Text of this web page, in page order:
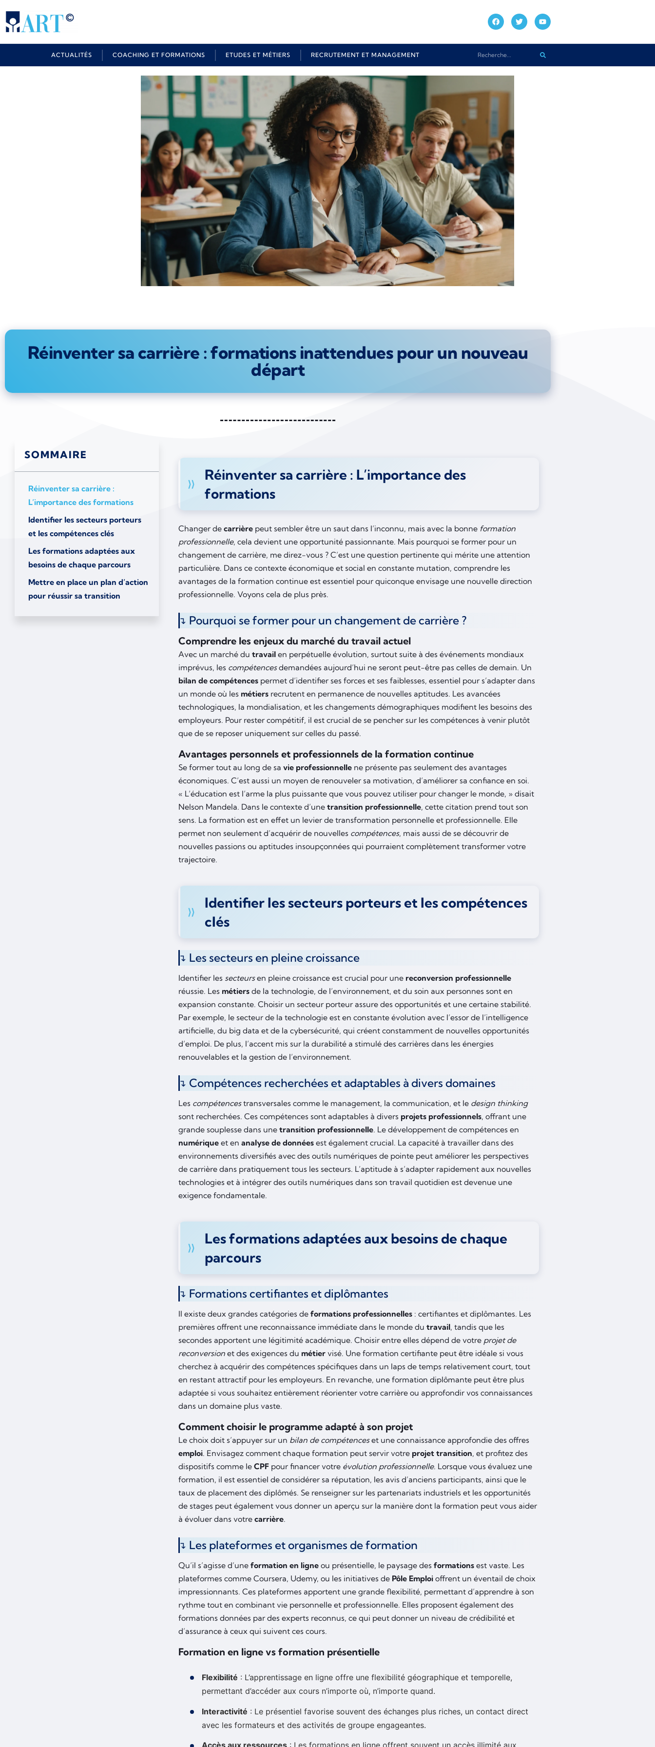
ACTUALITÉS COACHING ET FORMATIONS ETUDES ET MÉTIERS RECRUTEMENT ET MANAGEMENT
Réinventer sa carrière : formations inattendues pour un nouveau
départ
SOMMAIRE
Réinventer sa carrière :
L’importance des formations
Identifier les secteurs porteurs
et les compétences clés
Les formations adaptées aux
besoins de chaque parcours
Mettre en place un plan d’action
pour réussir sa transition
Réinventer sa carrière : L’importance des
formations
Changer de carrière peut sembler être un saut dans l’inconnu, mais avec la bonne formation
professionnelle, cela devient une opportunité passionnante. Mais pourquoi se former pour un
changement de carrière, me direz-vous ? C’est une question pertinente qui mérite une attention
particulière. Dans ce contexte économique et social en constante mutation, comprendre les
avantages de la formation continue est essentiel pour quiconque envisage une nouvelle direction
professionnelle. Voyons cela de plus près.
Pourquoi se former pour un changement de carrière ?
Comprendre les enjeux du marché du travail actuel
Avec un marché du travail en perpétuelle évolution, surtout suite à des événements mondiaux
imprévus, les compétencesdemandées aujourd’hui ne seront peut-être pas celles de demain. Un
bilan de compétences permet d’identifier ses forces et ses faiblesses, essentiel pour s’adapter dans
un monde où les métiers recrutent en permanence de nouvelles aptitudes. Les avancées
technologiques, la mondialisation, et les changements démographiques modifient les besoins des
employeurs. Pour rester compétitif, il est crucial de se pencher sur les compétences à venir plutôt
que de se reposer uniquement sur celles du passé.
Avantages personnels et professionnels de la formation continue
Se former tout au long de sa vie professionnelle ne présente pas seulement des avantages
économiques. C’est aussi un moyen de renouveler sa motivation, d’améliorer sa confiance en soi.
« L’éducation est l’arme la plus puissante que vous pouvez utiliser pour changer le monde, » disait
Nelson Mandela. Dans le contexte d’une transition professionnelle, cette citation prend tout son
sens. La formation est en effet un levier de transformation personnelle et professionnelle. Elle
permet non seulement d’acquérir de nouvelles compétences, mais aussi de se découvrir de
nouvelles passions ou aptitudes insoupçonnées qui pourraient complètement transformer votre
trajectoire.
Identifier les secteurs porteurs et les compétences
clés
Les secteurs en pleine croissance
Identifier les secteursen pleine croissance est crucial pour une reconversion professionnelle
réussie. Les métiers de la technologie, de l’environnement, et du soin aux personnes sont en
expansion constante. Choisir un secteur porteur assure des opportunités et une certaine stabilité.
Par exemple, le secteur de la technologie est en constante évolution avec l’essor de l’intelligence
artificielle, du big data et de la cybersécurité, qui créent constamment de nouvelles opportunités
d’emploi. De plus, l’accent mis sur la durabilité a stimulé des carrières dans les énergies
renouvelables et la gestion de l’environnement.
Compétences recherchées et adaptables à divers domaines
Les compétencestransversales comme le management, la communication, et le design thinking
sont recherchées. Ces compétences sont adaptables à divers projets professionnels, offrant une
grande souplesse dans une transition professionnelle. Le développement de compétences en
numérique et en analyse de données est également crucial. La capacité à travailler dans des
environnements diversifiés avec des outils numériques de pointe peut améliorer les perspectives
de carrière dans pratiquement tous les secteurs. L’aptitude à s’adapter rapidement aux nouvelles
technologies et à intégrer des outils numériques dans son travail quotidien est devenue une
exigence fondamentale.
Les formations adaptées aux besoins de chaque
parcours
Formations certifiantes et diplômantes
Il existe deux grandes catégories de formations professionnelles : certifiantes et diplômantes. Les
premières offrent une reconnaissance immédiate dans le monde du travail, tandis que les
secondes apportent une légitimité académique. Choisir entre elles dépend de votre projet de
reconversion et des exigences du métier visé. Une formation certifiante peut être idéale si vous
cherchez à acquérir des compétences spécifiques dans un laps de temps relativement court, tout
en restant attractif pour les employeurs. En revanche, une formation diplômante peut être plus
adaptée si vous souhaitez entièrement réorienter votre carrière ou approfondir vos connaissances
dans un domaine plus vaste.
Comment choisir le programme adapté à son projet
Le choix doit s’appuyer sur un bilan de compétenceset une connaissance approfondie des offres
emploi. Envisagez comment chaque formation peut servir votre projet transition, et profitez des
dispositifs comme le CPF pour financer votre évolution professionnelle. Lorsque vous évaluez une
formation, il est essentiel de considérer sa réputation, les avis d’anciens participants, ainsi que le
taux de placement des diplômés. Se renseigner sur les partenariats industriels et les opportunités
de stages peut également vous donner un aperçu sur la manière dont la formation peut vous aider
à évoluer dans votre carrière.
Les plateformes et organismes de formation
Qu’il s’agisse d’une formation en ligne ou présentielle, le paysage des formations est vaste. Les
plateformes comme Coursera, Udemy, ou les initiatives de Pôle Emploi offrent un éventail de choix
impressionnants. Ces plateformes apportent une grande flexibilité, permettant d’apprendre à son
rythme tout en combinant vie personnelle et professionnelle. Elles proposent également des
formations données par des experts reconnus, ce qui peut donner un niveau de crédibilité et
d’assurance à ceux qui suivent ces cours.
Formation en ligne vs formation présentielle
Flexibilité : L’apprentissage en ligne offre une flexibilité géographique et temporelle,
permettant d’accéder aux cours n’importe où, n’importe quand.
Interactivité : Le présentiel favorise souvent des échanges plus riches, un contact direct
avec les formateurs et des activités de groupe engageantes.